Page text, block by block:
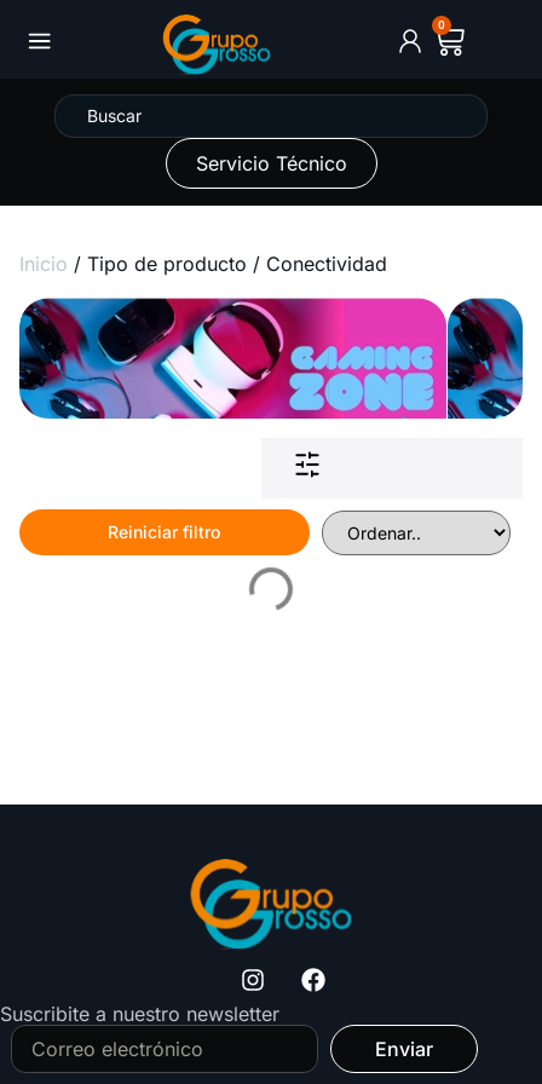
0
Servicio Técnico
Inicio / Tipo de producto / Conectividad
Reiniciar filtro
Suscribite a nuestro newsletter
Enviar